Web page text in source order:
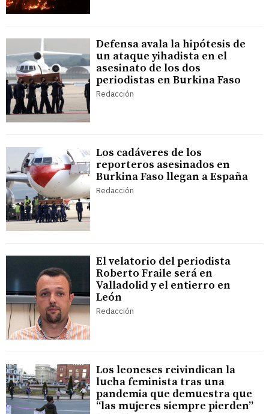
Defensa avala la hipótesis de
un ataque yihadista en el
asesinato de los dos
periodistas en Burkina Faso
Redacción
Los cadáveres de los
reporteros asesinados en
Burkina Faso llegan a España
Redacción
El velatorio del periodista
Roberto Fraile será en
Valladolid y el entierro en
León
Redacción
Los leoneses reivindican la
lucha feminista tras una
pandemia que demuestra que
“las mujeres siempre pierden”